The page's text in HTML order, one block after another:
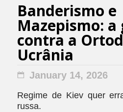
Banderismo e
Mazepismo: a
contra a
Ucrânia
January 14, 2026
Regime de Kiev quer
russa.